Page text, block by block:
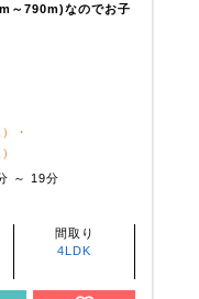
～790m)なのでお子
・
～ 19分
間取り
4LDK